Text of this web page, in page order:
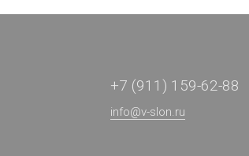
+7 (911) 159-62-88
info@v-slon.ru